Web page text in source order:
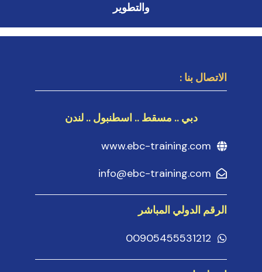
والتطوير
الاتصال بنا :
دبي .. مسقط .. اسطنبول .. لندن
www.ebc-training.com
info@ebc-training.com
الرقم الدولي المباشر
00905455531212